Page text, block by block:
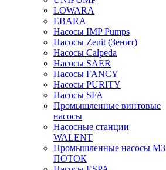
LOWARA
EBARA
Насосы IMP Pumps
Насосы Zenit (Зенит)
Насосы Calpeda
Насосы SAER
Насосы FANCY
Насосы PURITY
Насосы SFA
Промышленные винтовые
насосы
Насосные станции
WALENT
Промышленные насосы МЗ
ПОТОК